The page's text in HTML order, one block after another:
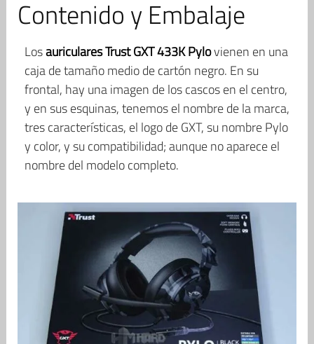
Contenido y Embalaje
Losauriculares Trust GXT 433K Pylovienen en una
caja de tamaño medio de cartón negro. En su
frontal, hay una imagen de los cascos en el centro,
y en sus esquinas, tenemos el nombre de la marca,
tres características, el logo de GXT, su nombre Pylo
y color, y su compatibilidad; aunque no aparece el
nombre del modelo completo.